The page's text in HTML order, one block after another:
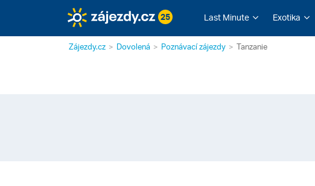
25 Last Minute Exotika
Zájezdy.cz Dovolená Poznávací zájezdy Tanzanie